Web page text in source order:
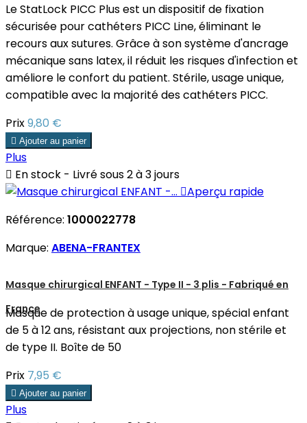
Le StatLock PICC Plus est un dispositif de fixation
sécurisée pour cathéters PICC Line, éliminant le
recours aux sutures. Grâce à son système d'ancrage
mécanique sans latex, il réduit les risques d'infection et
améliore le confort du patient. Stérile, usage unique,
compatible avec la majorité des cathéters PICC.
Prix9,80 €
 Ajouter au panier
Plus
 En stock - Livré sous 2 à 3 jours
Aperçu rapide
Référence: 1000022778
Marque: ABENA-FRANTEX
Masque chirurgical ENFANT - Type II - 3 plis - Fabriqué en
France
Masque de protection à usage unique, spécial enfant
de 5 à 12 ans, résistant aux projections, non stérile et
de type II. Boîte de 50
Prix 7,95 €
 Ajouter au panier
Plus